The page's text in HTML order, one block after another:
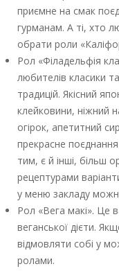
приємне на смак
гурманам. А ті, хто
обрати роли
Рол «Філадельфія
любителів класики
традицій. Якісний
клейковини, ніжний
огірок, апетитний
прекрасне поєднання
тим, є й інші, більш
рецептурами
у меню закладу
Рол «Вега макі». Це
веганської дієти.
відмовляти собі у
ролами.